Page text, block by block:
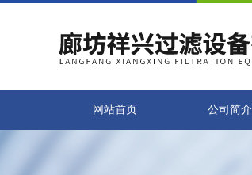
网站首页 公司简介